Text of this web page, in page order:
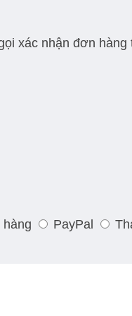
xác nhận đơn
hàng PayPal